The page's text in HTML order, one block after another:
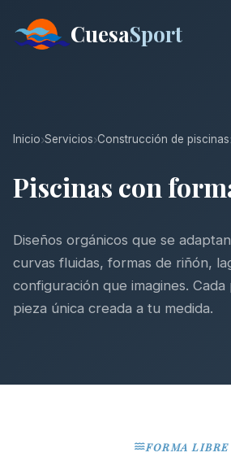
CuesaSport
Inicio Servicios Construcción de piscinas
Piscinas con
Diseños orgánicos que se
curvas fluidas, formas de riñón,
configuración que imagines. Cada
pieza única creada a tu medida.
FORMA LIBRE